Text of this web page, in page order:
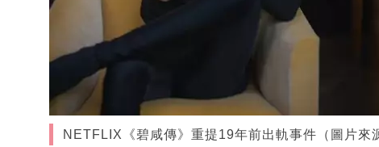
NETFLIX《碧咸傳》重提19年前出軌事件（圖片來